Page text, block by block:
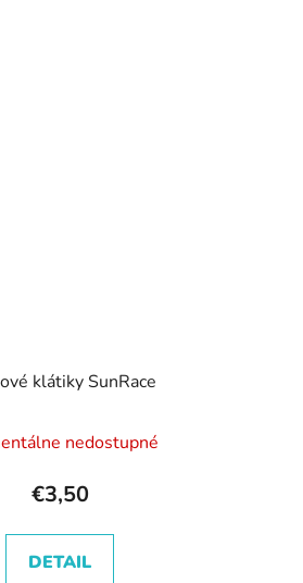
klátiky SunRace
nedostupné
€3,50
DETAIL